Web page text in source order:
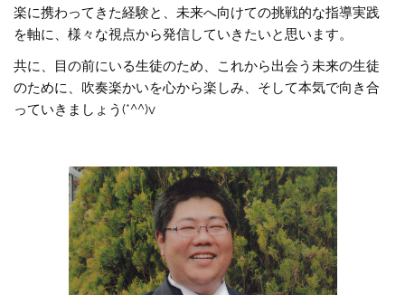
楽に携わってきた経験と、未来へ向けての挑戦的な指導実践
を軸に、様々な視点から発信していきたいと思います。
共に、目の前にいる生徒のため、これから出会う未来の生徒
のために、吹奏楽かいを心から楽しみ、そして本気で向き合
っていきましょう(*^^)v